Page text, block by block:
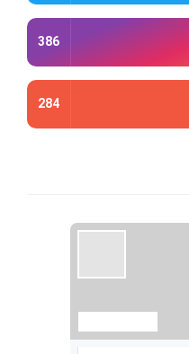
386
284